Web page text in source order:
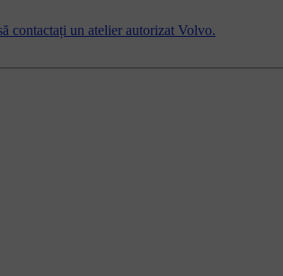
contactați un atelier autorizat Volvo.